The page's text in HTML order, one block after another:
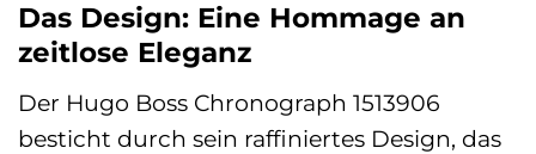
Das Design: Eine Hommage an
zeitlose Eleganz
Der Hugo Boss Chronograph 1513906
besticht durch sein raffiniertes Design, das